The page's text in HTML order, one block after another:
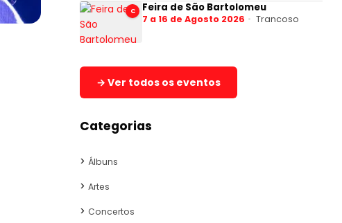
C Feira de São Bartolomeu
7 a 16 de Agosto 2026 Trancoso
→ Ver todos os eventos
Categorias
Álbuns
Artes
Concertos